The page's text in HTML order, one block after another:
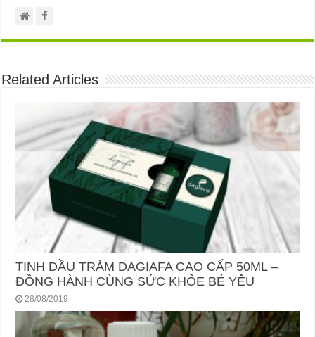
Related Articles
TINH DẦU TRÀM DAGIAFA CAO CẤP 50ML –
ĐỒNG HÀNH CÙNG SỨC KHỎE BÉ YÊU
28/08/2019